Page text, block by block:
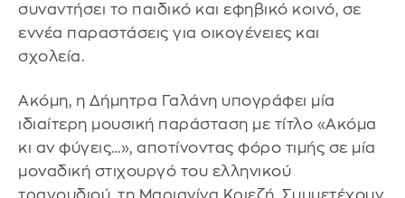
συναντήσει το παιδικό και εφηβικό κοινό, σε
εννέα παραστάσεις για οικογένειες και
σχολεία.
Ακόμη, η Δήμητρα Γαλάνη υπογράφει μία
ιδιαίτερη μουσική παράσταση με τίτλο «Ακόμα
κι αν φύγεις…», αποτίνοντας φόρο τιμής σε μία
μοναδική στιχουργό του ελληνικού